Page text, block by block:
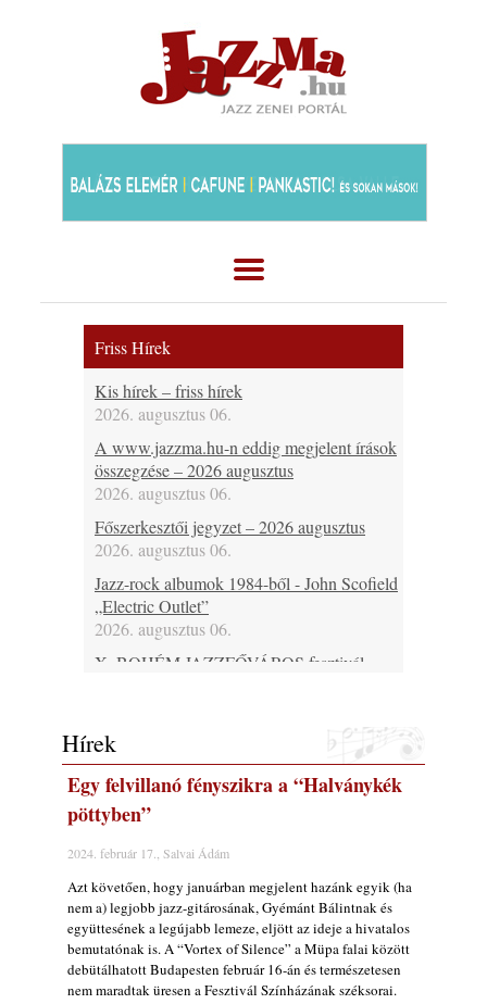
Friss Hírek
Kis hírek – friss hírek
2026. augusztus 06.
A www.jazzma.hu-n eddig megjelent írások
összegzése – 2026 augusztus
2026. augusztus 06.
Főszerkesztői jegyzet – 2026 augusztus
2026. augusztus 06.
Jazz-rock albumok 1984-ből - John Scofield
„Electric Outlet”
2026. augusztus 06.
X. BOHÉM JAZZFŐVÁROS fesztivál,
tánc!
2026. augusztus 05.
Magyar Jazz ABC – 541. rész: Juhász
Márton
2026. augusztus 05.
Jazz-rock albumok 1983-ból - John Scofield
„Out like a Light”
2026. augusztus 05.
Jazz-rock albumok 1982-ből - John Scofield
„Shinola”
2026. augusztus 04.
Hírek
Egy felvillanó fényszikra a “Halványkék
pöttyben”
2024. február 17., Salvai Ádám
Azt követően, hogy januárban megjelent hazánk egyik (ha
nem a) legjobb jazz-gitárosának, Gyémánt Bálintnak és
együttesének a legújabb lemeze, eljött az ideje a hivatalos
bemutatónak is. A “Vortex of Silence” a Müpa falai között
debütálhatott Budapesten február 16-án és természetesen
nem maradtak üresen a Fesztivál Színházának széksorai.